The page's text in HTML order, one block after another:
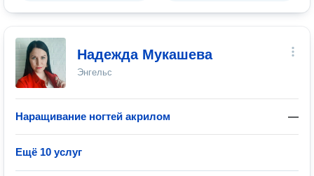
Надежда Мукашева
Энгельс
Наращивание ногтей акрилом —
Ещё 10 услуг